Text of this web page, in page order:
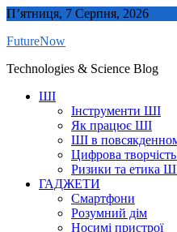
Skip
content
П’ятниця, 7 Серпня, 2026
FutureNow
Technologies & Science Blog
ШІ
Інструменти ШІ
Як працює ШІ
ШІ в
Цифрова
Ризики та етика
ГАДЖЕТИ
Смартфони
Розумний дім
Носимі пристрої